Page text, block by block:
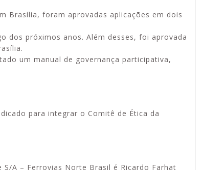
Brasília, foram aprovadas aplicações em dois
dos próximos anos. Além desses, foi aprovada
um manual de governança participativa,
para integrar o Comitê de Ética da
A – Ferrovias Norte Brasil é Ricardo Farhat
da Apcef
em saúde
lazer!
WhatsApp e e-mail para
enviar falsas mensagens